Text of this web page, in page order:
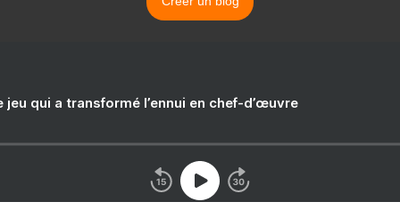
jeu qui a transformé l’ennui en chef-d’œuvre